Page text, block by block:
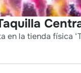
la tienda física